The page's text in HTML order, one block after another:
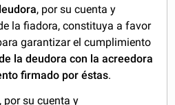
, por su cuenta y
la fiadora, constituya a favor
garantizar el cumplimiento
la deudora con la acreedora
firmado por éstas.
, por su cuenta y